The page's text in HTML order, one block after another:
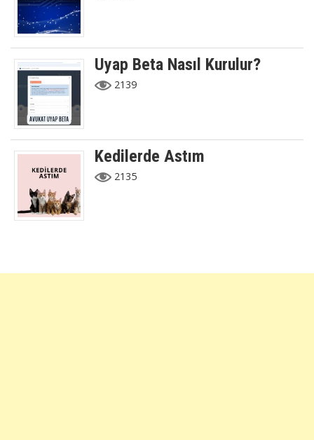
Uyap Beta Nasıl Kurulur?
2139
Kedilerde Astım
2135